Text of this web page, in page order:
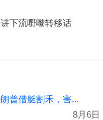
下流嘢嚟转移话
普借艇割禾，害...
8月6日